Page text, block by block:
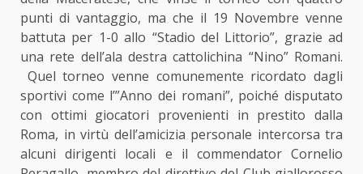
punti di vantaggio, ma che il 19 Novembre venne
battuta per 1-0 allo “Stadio del Littorio”, grazie ad
una rete dell’ala destra cattolichina “Nino” Romani.
Quel torneo venne comunemente ricordato dagli
sportivi come l’”Anno dei romani”, poiché disputato
con ottimi giocatori provenienti in prestito dalla
Roma, in virtù dell’amicizia personale intercorsa tra
alcuni dirigenti locali e il commendator Cornelio